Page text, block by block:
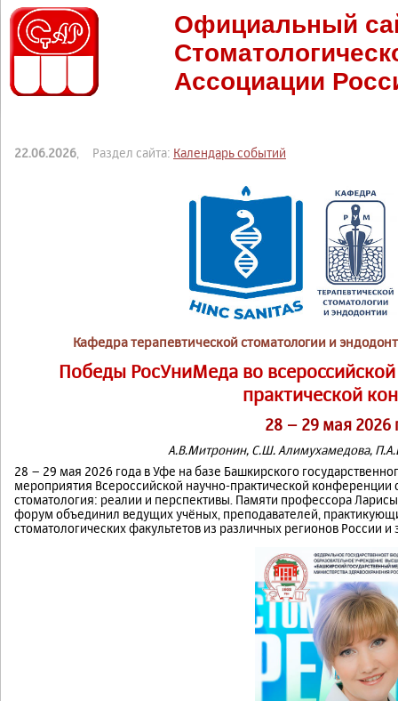
Официальный
Ассоциации
22.06.2026 , Раздел сайта: Календарь событий
Кафедра терапевтической стоматологии и
Победы РосУниМеда во
практической
28 – 29 мая 2026
А.В.Митронин, С.Ш. Алимухамедова,
28 – 29 мая 2026 года в Уфе на базе Башкирского
мероприятия Всероссийской научно-практической
стоматология: реалии и перспективы. Памяти профессора
форум объединил ведущих учёных, преподавателей,
стоматологических факультетов из различных регионов России